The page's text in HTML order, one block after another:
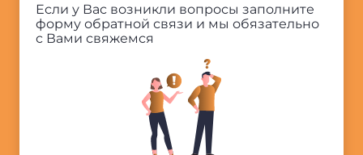
Если у Вас возникли вопросы заполните
форму обратной связи и мы обязательно
с Вами свяжемся